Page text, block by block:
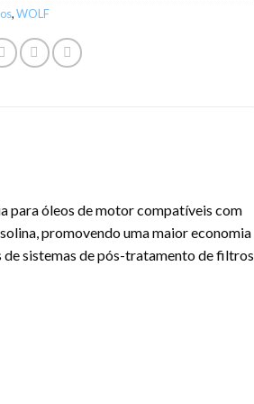
,WOLF
para óleos de motor compatíveis com
promovendo uma maior economia
sistemas de pós-tratamento de filtros